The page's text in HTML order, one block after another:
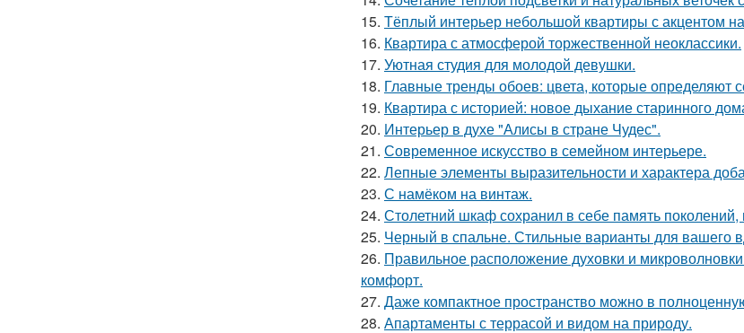
15. Тёплый интерьер небольшой квартиры с акцентом
16. Квартира с атмосферой торжественной неоклассики.
17. Уютная студия для молодой девушки.
18. Главные тренды обоев: цвета, которые определяют
19. Квартира с историей: новое дыхание старинного
20. Интерьер в духе "Алисы в стране Чудес".
21. Современное искусство в семейном интерьере.
22. Лепные элементы выразительности и характера
23. С намёком на винтаж.
24. Столетний шкаф сохранил в себе память
25. Черный в спальне. Стильные варианты для вашего
26. Правильное расположение духовки и
комфорт.
27. Даже компактное пространство можно в
28. Апартаменты с террасой и видом на природу.